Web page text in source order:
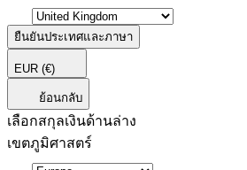
ยืนยันประเทศและภาษา
EUR (€)
ย้อนกลับ
เลือกสกุลเงินด้านล่าง
เขตภูมิศาสตร์